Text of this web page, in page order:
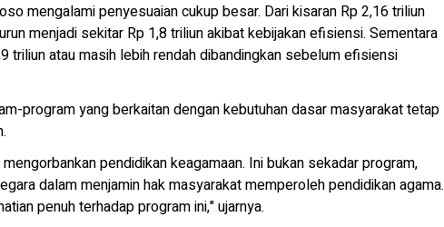
mengalami penyesuaian cukup besar. Dari kisaran Rp 2,16 triliun
menjadi sekitar Rp 1,8 triliun akibat kebijakan efisiensi. Sementara
triliun atau masih lebih rendah dibandingkan sebelum efisiensi
program yang berkaitan dengan kebutuhan dasar masyarakat tetap
pendidikan keagamaan. Ini bukan sekadar program,
dalam menjamin hak masyarakat memperoleh pendidikan agama.
penuh terhadap program ini," ujarnya.